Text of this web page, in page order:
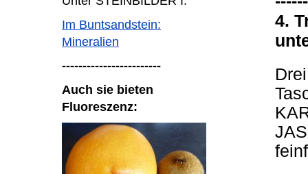
Im Buntsandstein:
Mineralien
------------------------
Auch sie bieten
Fluoreszenz:
4.